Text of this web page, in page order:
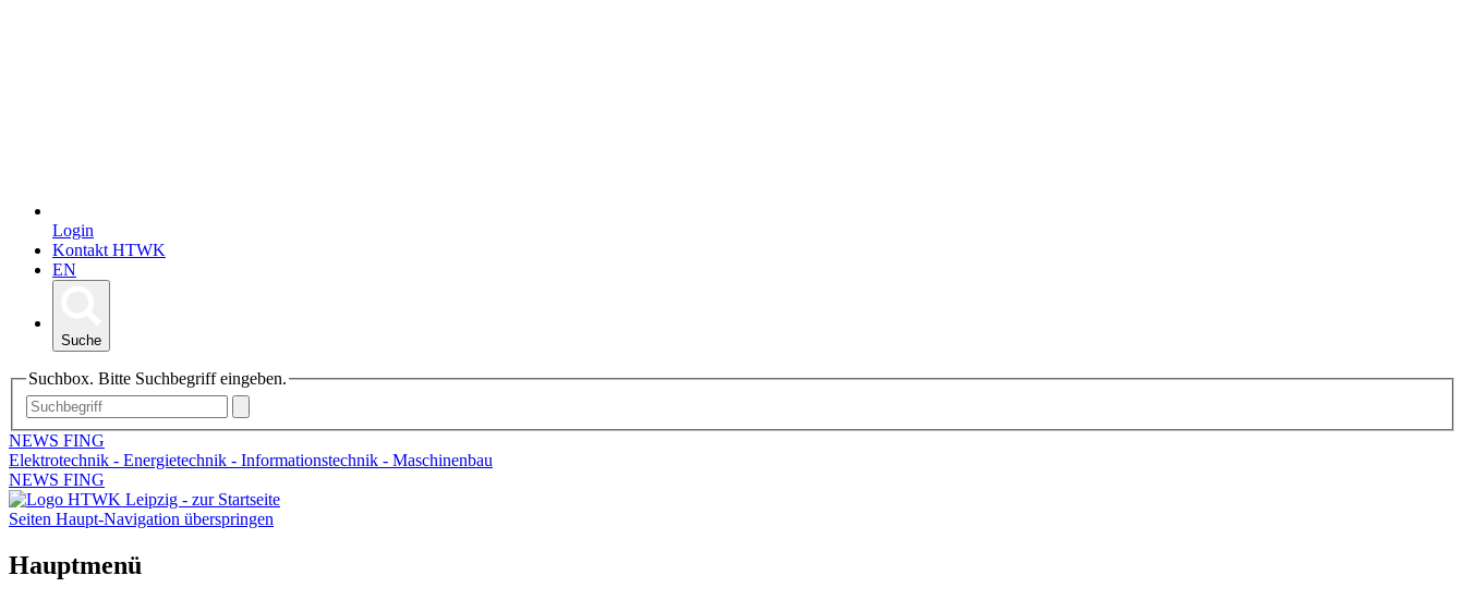
Login
Kontakt HTWK
EN
Suche
Suchbox. Bitte Suchbegriff eingeben.
NEWS FING
Elektrotechnik - Energietechnik - Informationstechnik - Maschinenbau
NEWS FING
Seiten Haupt-Navigation überspringen
Hauptmenü